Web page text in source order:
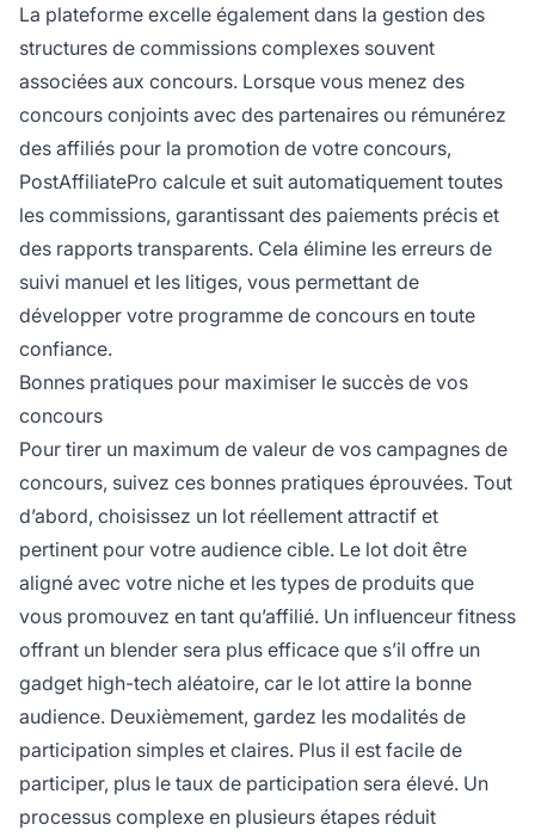
La plateforme excelle également dans la gestion des
structures de commissions complexes souvent
associées aux concours. Lorsque vous menez des
concours conjoints avec des partenaires ou rémunérez
des affiliés pour la promotion de votre concours,
PostAffiliatePro calcule et suit automatiquement toutes
les commissions, garantissant des paiements précis et
des rapports transparents. Cela élimine les erreurs de
suivi manuel et les litiges, vous permettant de
développer votre programme de concours en toute
confiance.
Bonnes pratiques pour maximiser le succès de vos
concours
Pour tirer un maximum de valeur de vos campagnes de
concours, suivez ces bonnes pratiques éprouvées. Tout
d’abord, choisissez un lot réellement attractif et
pertinent pour votre audience cible. Le lot doit être
aligné avec votre niche et les types de produits que
vous promouvez en tant qu’affilié. Un influenceur fitness
offrant un blender sera plus efficace que s’il offre un
gadget high-tech aléatoire, car le lot attire la bonne
audience. Deuxièmement, gardez les modalités de
participation simples et claires. Plus il est facile de
participer, plus le taux de participation sera élevé. Un
processus complexe en plusieurs étapes réduit